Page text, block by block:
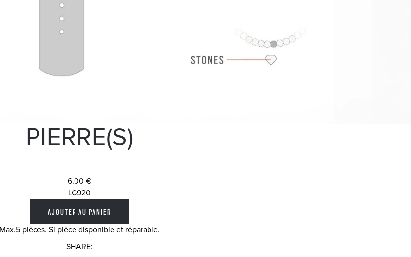
PIERRE(S)
6.00 €
LG920
Max.5 pièces. Si pièce disponible et réparable.
SHARE: